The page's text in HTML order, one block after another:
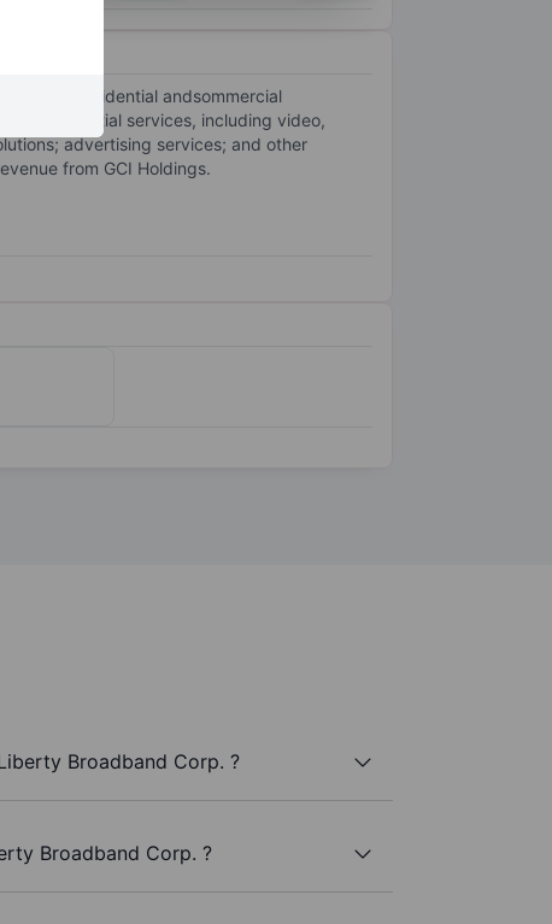
to both residential andsommercial
residential services, including video,
advertising services; and other
from GCI Holdings.
Broadband Corp. ?
Broadband Corp. ?